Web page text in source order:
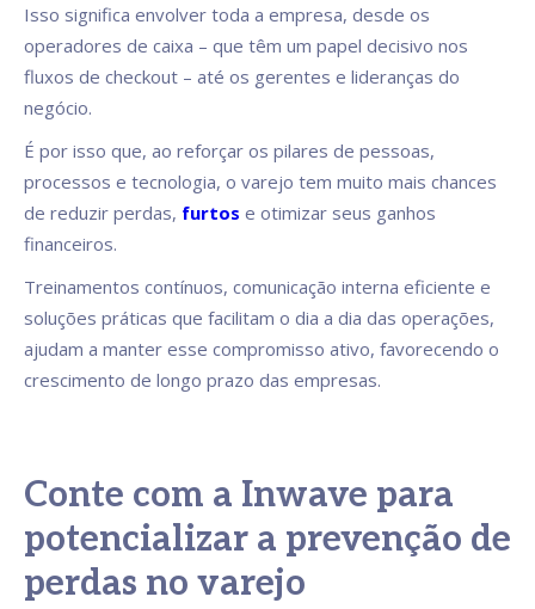
Isso significa envolver toda a empresa, desde os
operadores de caixa – que têm um papel decisivo nos
fluxos de checkout – até os gerentes e lideranças do
negócio.
É por isso que, ao reforçar os pilares de pessoas,
processos e tecnologia, o varejo tem muito mais chances
de reduzir perdas, furtos e otimizar seus ganhos
financeiros.
Treinamentos contínuos, comunicação interna eficiente e
soluções práticas que facilitam o dia a dia das operações,
ajudam a manter esse compromisso ativo, favorecendo o
crescimento de longo prazo das empresas.
Conte com a Inwave para
potencializar a prevenção de
perdas no varejo